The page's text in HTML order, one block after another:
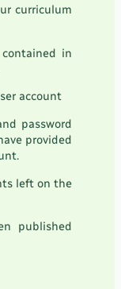
curriculum
in
account
password
provided
left on the
published